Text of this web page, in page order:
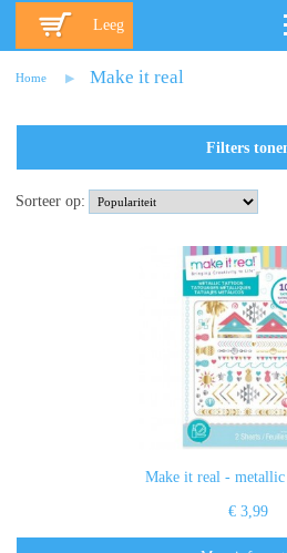
Leeg
Home Make it real
Filters
Sorteer op:
Make it real - metallic
€ 3,99